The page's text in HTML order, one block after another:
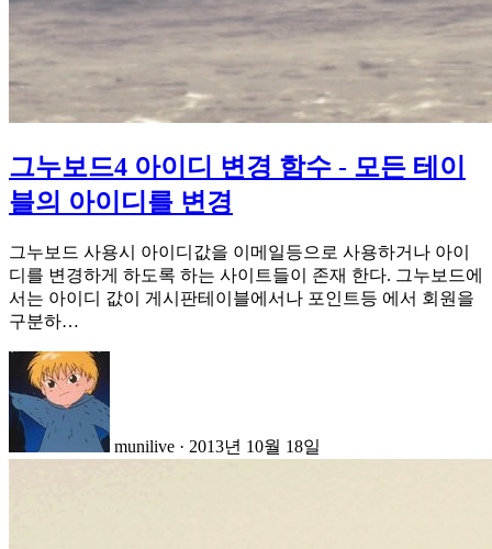
그누보드4 아이디 변경 함수 - 모든 테이
블의 아이디를 변경
그누보드 사용시 아이디값을 이메일등으로 사용하거나 아이
디를 변경하게 하도록 하는 사이트들이 존재 한다. 그누보드에
서는 아이디 값이 게시판테이블에서나 포인트등 에서 회원을
구분하…
munilive · 2013년 10월 18일